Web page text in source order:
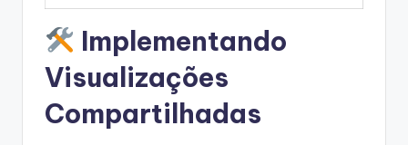
Implementando
Visualizações
Compartilhadas